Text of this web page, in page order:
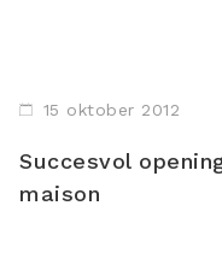
15 oktober 2012
Succesvol
maison